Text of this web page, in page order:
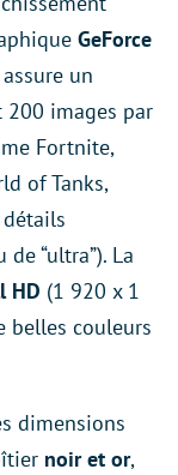
GeForce
un
200 images par
Fortnite,
of Tanks,
“ultra”). La
HD (1 920 x 1
belles couleurs
dimensions
noir et or,